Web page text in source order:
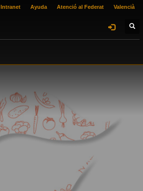
Intranet Ayuda Atenció al Federat Valencià